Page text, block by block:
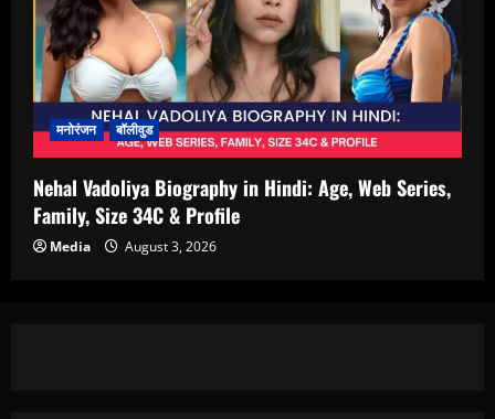
मनोरंजन बॉलीवुड
Nehal Vadoliya Biography in Hindi: Age, Web Series,
Family, Size 34C & Profile
Media August 3, 2026